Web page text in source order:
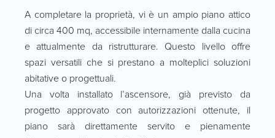
A completare la proprietà, vi è un ampio piano attico
di circa 400 mq, accessibile internamente dalla cucina
e attualmente da ristrutturare. Questo livello offre
spazi versatili che si prestano a molteplici soluzioni
abitative o progettuali.
Una volta installato l’ascensore, già previsto da
progetto approvato con autorizzazioni ottenute, il
piano sarà direttamente servito e pienamente